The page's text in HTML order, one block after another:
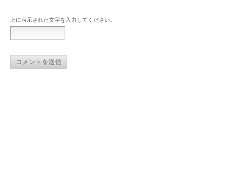
上に表示された文字を入力してください。